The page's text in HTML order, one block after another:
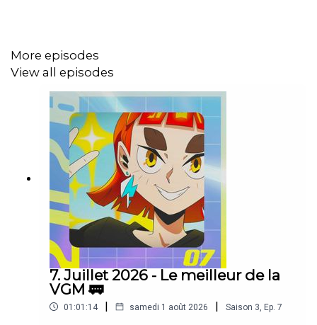
(00:07:09) Our Home, My Keeper
"Binds of Fate (Dream)", Singto Conley
(00:09:55)Perchang World
"Beep Beep City Too", Mark Sparling
(00:13:13)Super Mario Galaxy 2
"Throwback Galaxy", スーパーマリオギャラクシー
(Super Mario Galaxy)
(00:16:51) Phonopolis
"Prison Escape", Tomáš Dvořák, Floex
(00:22:17)Shapez 2
More episodes
View all episodes
7. Juillet 2026 - Le meilleur de la
VGM 🚃
01:01:14 | samedi 1 août 2026 | Saison 3, Ep. 7